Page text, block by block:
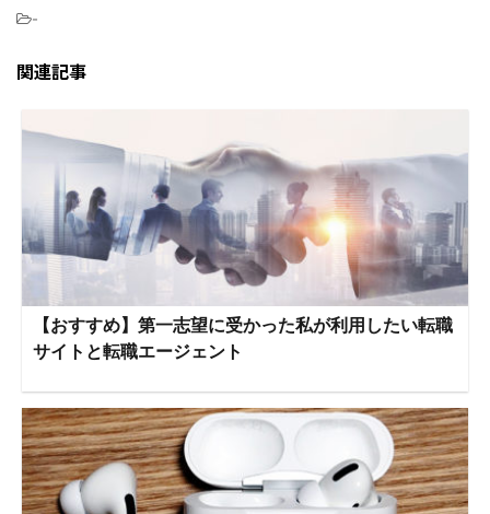
-
関連記事
【おすすめ】第一志望に受かった私が利用したい転職
サイトと転職エージェント